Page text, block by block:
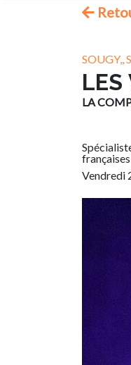
SOUGY,,
LES
LA
Vendredi